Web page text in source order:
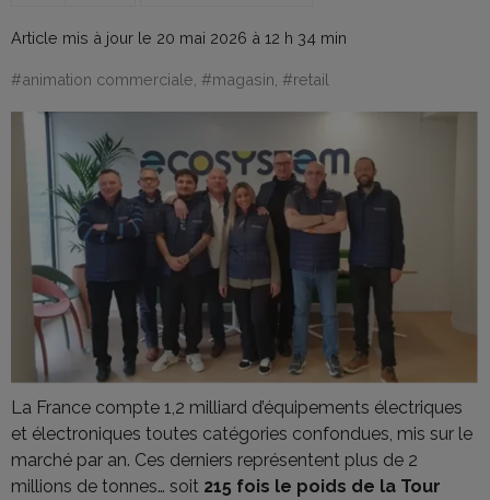
Article mis à jour le 20 mai 2026 à 12 h 34 min
#animation commerciale , #magasin , #retail
La France compte 1,2 milliard d’équipements électriques
et électroniques toutes catégories confondues, mis sur le
marché par an. Ces derniers représentent plus de 2
millions de tonnes… soit 215 fois le poids de la Tour